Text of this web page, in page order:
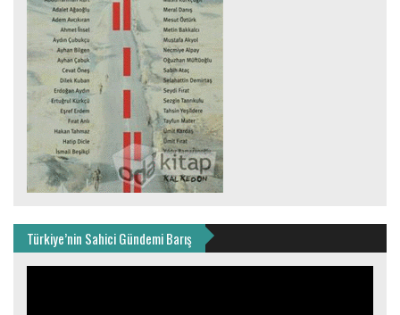
Türkiye’nin Sahici Gündemi Barış